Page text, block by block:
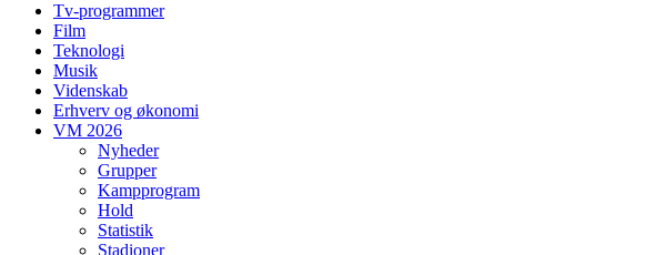
Tv-programmer
Film
Teknologi
Musik
Videnskab
Erhverv og økonomi
VM 2026
Nyheder
Grupper
Kampprogram
Hold
Statistik
Stadioner